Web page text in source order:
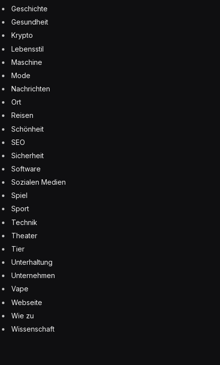
Geschichte
Gesundheit
Krypto
Lebensstil
Maschine
Mode
Nachrichten
Ort
Reisen
Schönheit
SEO
Sicherheit
Software
Sozialen Medien
Spiel
Sport
Technik
Theater
Tier
Unterhaltung
Unternehmen
Vape
Webseite
Wie zu
Wissenschaft